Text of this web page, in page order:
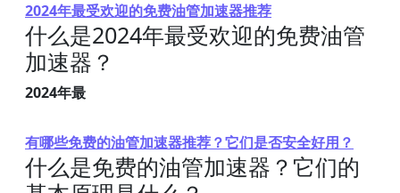
2024年最受欢迎的免费油管加速器推荐
什么是2024年最受欢迎的免费油管
加速器？
2024年最
有哪些免费的油管加速器推荐？它们是否安全好用？
什么是免费的油管加速器？它们的